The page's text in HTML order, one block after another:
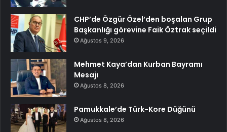
CHP’de Özgür Özel’den boşalan Grup
Başkanlığı görevine Faik Öztrak seçildi
Ağustos 9, 2026
Mehmet Kaya’dan Kurban Bayramı
Mesajı
Ağustos 8, 2026
Pamukkale’de Türk-Kore Düğünü
Ağustos 8, 2026